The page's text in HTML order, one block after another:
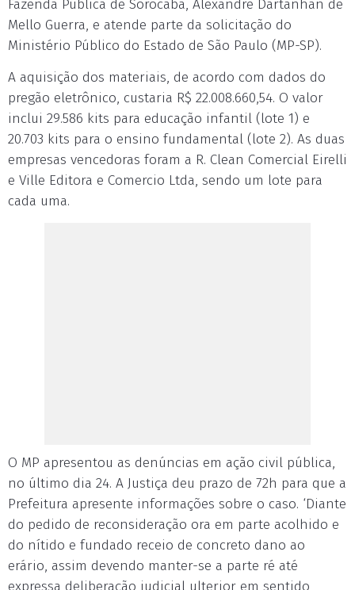
Fazenda Pública de Sorocaba, Alexandre Dartanhan de
Mello Guerra, e atende parte da solicitação do
Ministério Público do Estado de São Paulo (MP-SP).
A aquisição dos materiais, de acordo com dados do
pregão eletrônico, custaria R$ 22.008.660,54. O valor
inclui 29.586 kits para educação infantil (lote 1) e
20.703 kits para o ensino fundamental (lote 2). As duas
empresas vencedoras foram a R. Clean Comercial Eirelli
e Ville Editora e Comercio Ltda, sendo um lote para
cada uma.
O MP apresentou as denúncias em ação civil pública,
no último dia 24. A Justiça deu prazo de 72h para que a
Prefeitura apresente informações sobre o caso. ‘Diante
do pedido de reconsideração ora em parte acolhido e
do nítido e fundado receio de concreto dano ao
erário, assim devendo manter-se a parte ré até
expressa deliberação judicial ulterior em sentido